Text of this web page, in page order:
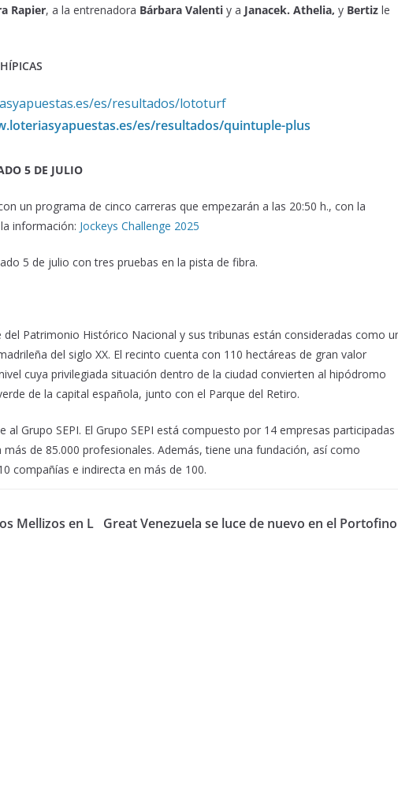
Rapier, a la entrenadora Bárbara Valenti y a Janacek. Athelia, y Bertiz le
es/resultados/lototurf
es/resultados/quintuple-plus
5 DE JULIO
un programa de cinco carreras que empezarán a las 20:50 h., con la
información: Jockeys Challenge 2025
5 de julio con tres pruebas en la pista de fibra.
del Patrimonio Histórico Nacional y sus tribunas están consideradas como
del siglo XX. El recinto cuenta con 110 hectáreas de gran valor
cuya privilegiada situación dentro de la ciudad convierten al hipódromo
de la capital española, junto con el Parque del Retiro.
al Grupo SEPI. El Grupo SEPI está compuesto por 14 empresas participadas
de 85.000 profesionales. Además, tiene una fundación, así como
compañías e indirecta en más de 100.
Mellizos en L Great Venezuela se luce de nuevo en el